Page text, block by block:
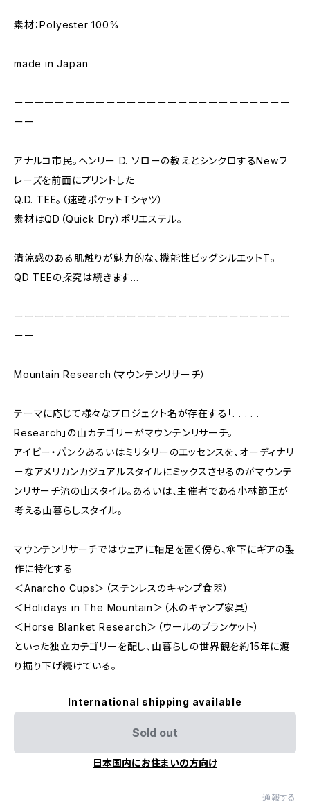
素材：Polyester 100%
made in Japan
ーーーーーーーーーーーーーーーーーーーーーーーーーーー
ーー
アナルコ市民。ヘンリー D. ソローの教えとシンクロするNewフ
レーズを前面にプリントした
Q.D. TEE。（速乾ポケットTシャツ）
素材はQD（Quick Dry）ポリエステル。
清涼感のある肌触りが魅力的な、機能性ビッグシルエットT。
QD TEEの探究は続きます…
ーーーーーーーーーーーーーーーーーーーーーーーーーーー
ーー
Mountain Research（マウンテンリサーチ）
テーマに応じて様々なプロジェクト名が存在する「. . . . .
Research」の山カテゴリーがマウンテンリサーチ。
アイビー・パンクあるいはミリタリーのエッセンスを、オーディナリ
ーなアメリカンカジュアルスタイルにミックスさせるのがマウンテ
ンリサーチ流の山スタイル。あるいは、主催者である小林節正が
考える山暮らしスタイル。
マウンテンリサーチではウェアに軸足を置く傍ら、傘下にギアの製
作に特化する
＜Anarcho Cups＞（ステンレスのキャンプ食器）
＜Holidays in The Mountain＞（木のキャンプ家具）
＜Horse Blanket Research＞（ウールのブランケット）
といった独立カテゴリーを配し、山暮らしの世界観を約15年に渡
り掘り下げ続けている。
International shipping available
Sold out
日本国内にお住まいの方向け
通報する